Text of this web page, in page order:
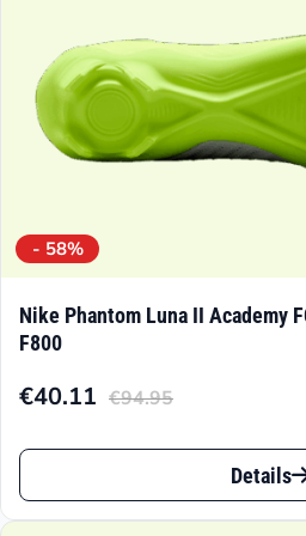
Produktseite
gewählt
werden
- 58%
Nike Phantom Luna II Academy
F800
€94.95
Ursprünglicher
Preis
€94.95
€40.11
Aktueller
Preis
€40.11.
Dieses
Produkt
Details